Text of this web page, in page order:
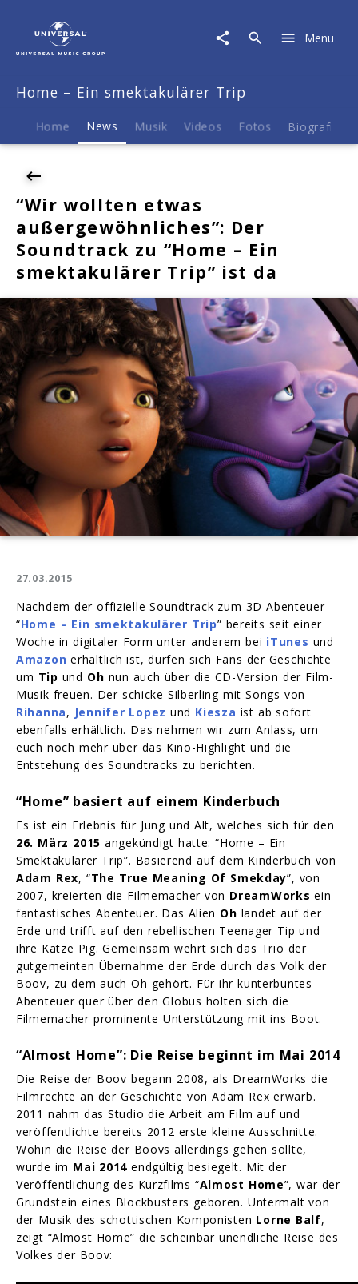
smektakulärer
"Wir
etwas
Soundtrack
"Home
Ein
smektakulärer
Trip"
ist
da
Menu
Home – Ein smektakulärer Trip
Home News Musik Videos Fotos Biografie
“Wir wollten etwas
außergewöhnliches”: Der
Soundtrack zu “Home – Ein
smektakulärer Trip” ist da
27.03.2015
Nachdem der offizielle Soundtrack zum 3D Abenteuer
“Home – Ein smektakulärer Trip” bereits seit einer
Woche in digitaler Form unter anderem bei iTunes und
Amazon erhältlich ist, dürfen sich Fans der Geschichte
um Tip und Oh nun auch über die CD-Version der Film-
Musik freuen. Der schicke Silberling mit Songs von
Rihanna, Jennifer Lopez und Kiesza ist ab sofort
ebenfalls erhältlich. Das nehmen wir zum Anlass, um
euch noch mehr über das Kino-Highlight und die
Entstehung des Soundtracks zu berichten.
“Home” basiert auf einem Kinderbuch
Es ist ein Erlebnis für Jung und Alt, welches sich für den
26. März 2015 angekündigt hatte: “Home – Ein
Smektakulärer Trip”. Basierend auf dem Kinderbuch von
Adam Rex, “The True Meaning Of Smekday”, von
2007, kreierten die Filmemacher von DreamWorks ein
fantastisches Abenteuer. Das Alien Oh landet auf der
Erde und trifft auf den rebellischen Teenager Tip und
ihre Katze Pig. Gemeinsam wehrt sich das Trio der
gutgemeinten Übernahme der Erde durch das Volk der
Boov, zu dem auch Oh gehört. Für ihr kunterbuntes
Abenteuer quer über den Globus holten sich die
Filmemacher prominente Unterstützung mit ins Boot.
“Almost Home”: Die Reise beginnt im Mai 2014
Die Reise der Boov begann 2008, als DreamWorks die
Filmrechte an der Geschichte von Adam Rex erwarb.
2011 nahm das Studio die Arbeit am Film auf und
veröffentlichte bereits 2012 erste kleine Ausschnitte.
Wohin die Reise der Boovs allerdings gehen sollte,
wurde im Mai 2014 endgültig besiegelt. Mit der
Veröffentlichung des Kurzfilms “Almost Home”, war der
Grundstein eines Blockbusters geboren. Untermalt von
der Musik des schottischen Komponisten Lorne Balf,
zeigt “Almost Home” die scheinbar unendliche Reise des
Volkes der Boov: